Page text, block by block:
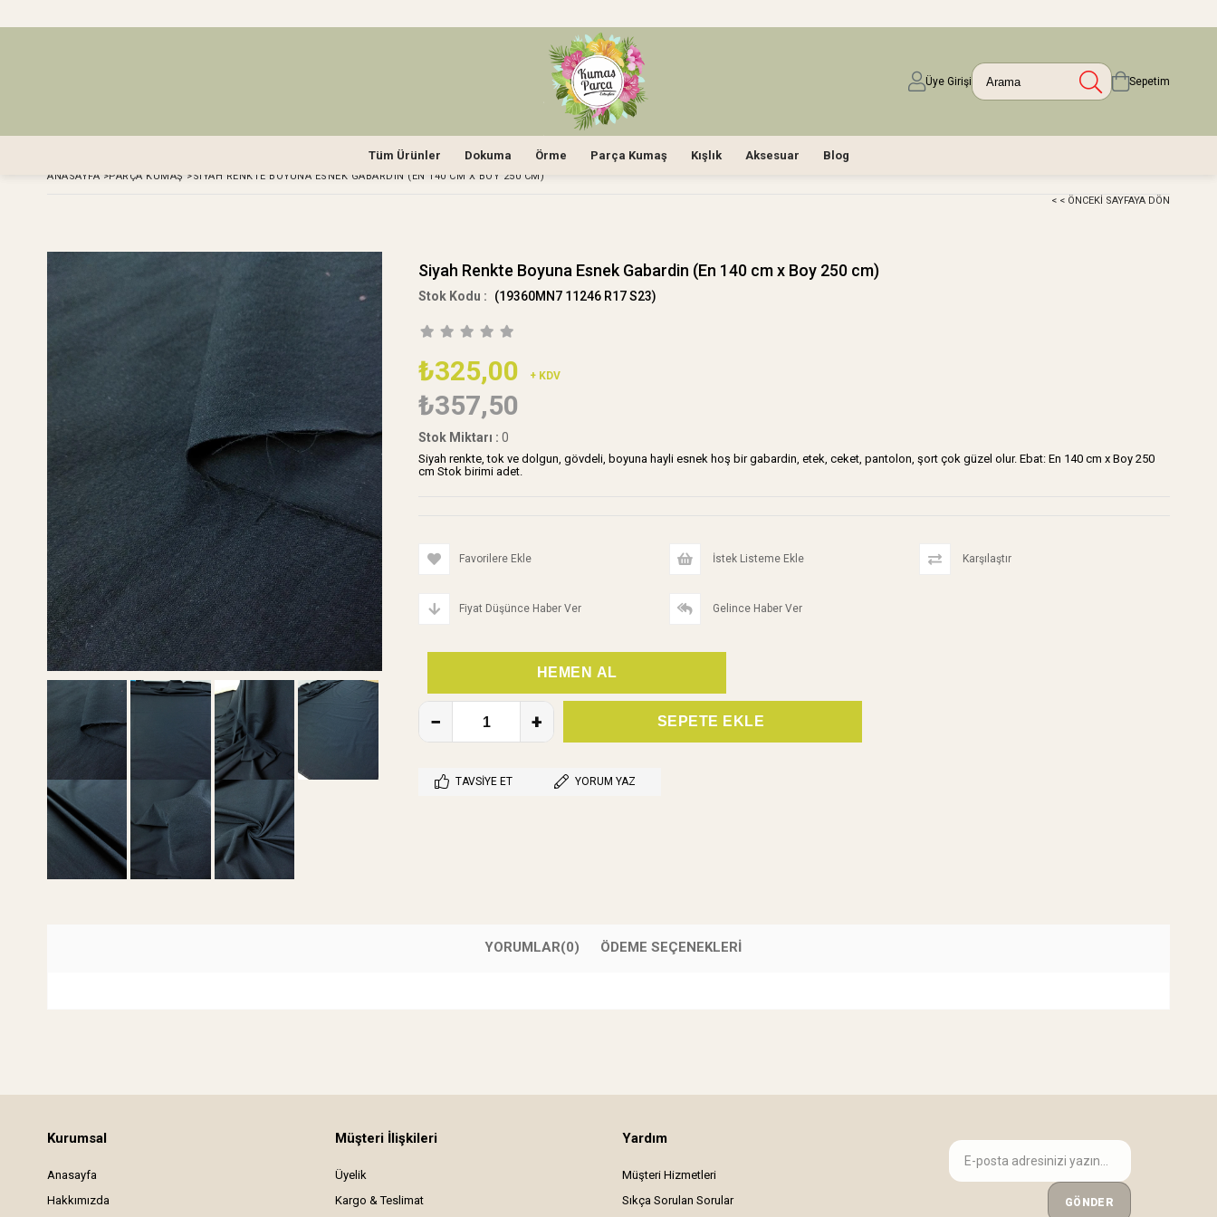
Üye Girişi Sepetim
Tüm Ürünler Dokuma Örme Parça Kumaş Kışlık Aksesuar Blog
ANASAYFA >PARÇA KUMAŞ >SIYAH RENKTE BOYUNA ESNEK GABARDIN (EN 140 CM X BOY 250 CM)
< < ÖNCEKI SAYFAYA DÖN
Siyah Renkte Boyuna Esnek Gabardin (En 140 cm x Boy 250 cm)
(19360MN7 11246 R17 S23)
₺325,00 + KDV
₺357,50
Stok Miktarı : 0
Siyah renkte, tok ve dolgun, gövdeli, boyuna hayli esnek hoş bir gabardin, etek, ceket, pantolon, şort çok güzel olur. Ebat: En 140 cm x Boy 250
cm Stok birimi adet.
Favorilere Ekle İstek Listeme Ekle Karşılaştır
Fiyat Düşünce Haber Ver Gelince Haber Ver
TAVSIYE ET YORUM YAZ
YORUMLAR(0) ÖDEME SEÇENEKLERI
Kurumsal
Anasayfa
Hakkımızda
Müşteri İlişkileri
Üyelik
Kargo & Teslimat
Yardım
Müşteri Hizmetleri
Sıkça Sorulan Sorular
GÖNDER